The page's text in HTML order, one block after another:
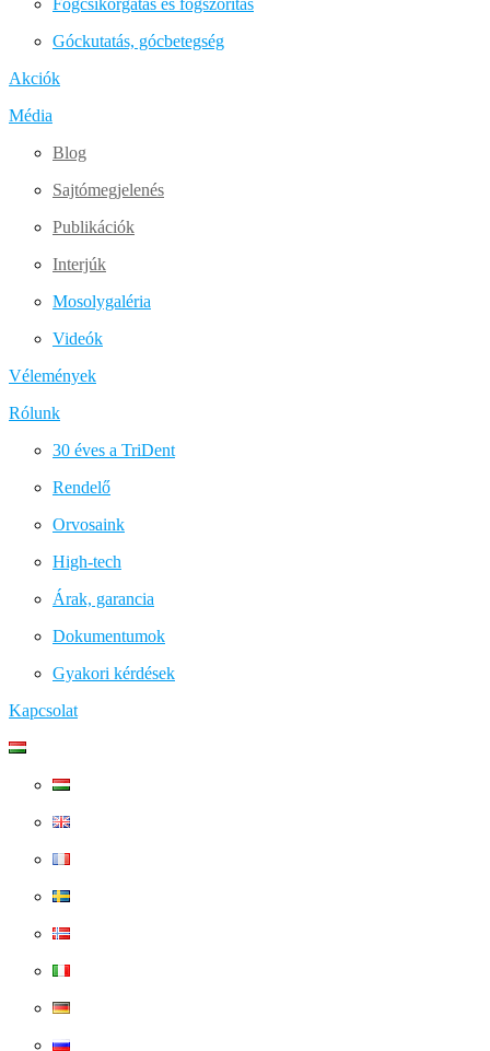
Fogcsikorgatás és fogszorítás
Góckutatás, gócbetegség
Akciók
Média
Blog
Sajtómegjelenés
Publikációk
Interjúk
Mosolygaléria
Videók
Vélemények
Rólunk
30 éves a TriDent
Rendelő
Orvosaink
High-tech
Árak, garancia
Dokumentumok
Gyakori kérdések
Kapcsolat